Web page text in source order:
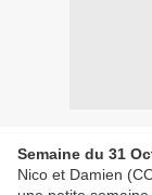
Semaine du 31
Nico et Damien